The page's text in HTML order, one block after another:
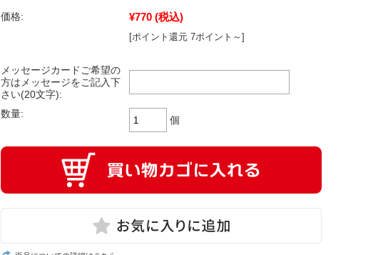
価格: ¥770 (税込)
[ポイント還元 7ポイント～]
メッセージカードご希望の
方はメッセージをご記入下
さい(20文字):
数量:
個